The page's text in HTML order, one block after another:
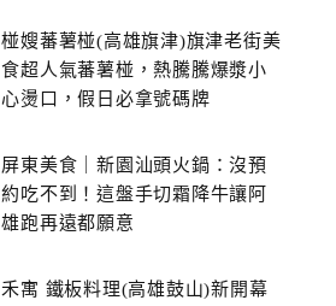
椪嫂蕃薯椪(高雄旗津)旗津老街美
食超人氣蕃薯椪，熱騰騰爆漿小
心燙口，假日必拿號碼牌
屏東美食｜新園汕頭火鍋：沒預
約吃不到！這盤手切霜降牛讓阿
雄跑再遠都願意
禾寓 鐵板料理(高雄鼓山)新開幕